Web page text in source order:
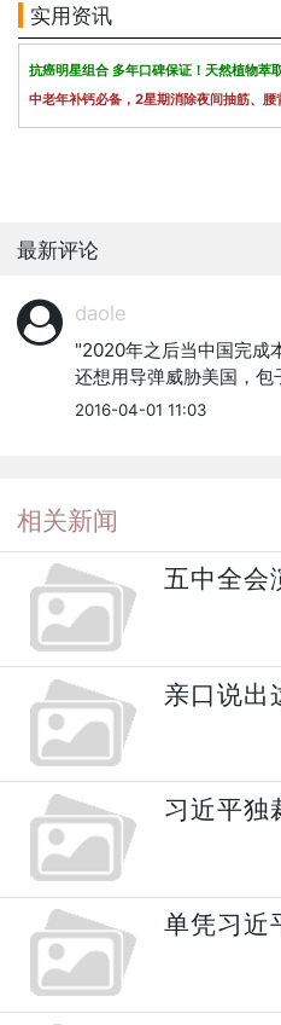
实用资讯
抗癌明星组合 多年口碑保证！天然植物萃
中老年补钙必备，2星期消除夜间抽筋、
最新评论
daole
"2020年之后当中国完成
还想用导弹威胁美国，包
2016-04-01 11:03
相关新闻
五中全会
亲口说出
习近平独
单凭习近